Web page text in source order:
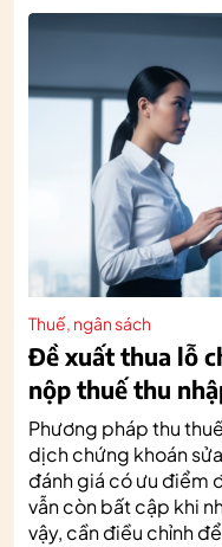
Thuế, ngân sách
Đề xuất thua lỗ
nộp thuế thu
Phương pháp thu
dịch chứng khoán
đánh giá có ưu điểm
vẫn còn bất cập khi
vậy, cần điều chỉnh